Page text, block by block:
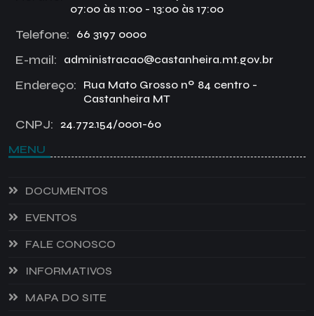
07:00 às 11:00 - 13:00 às 17:00
Telefone: 66 3197 0000
E-mail: administracao@castanheira.mt.gov.br
Endereço:
Rua Mato Grosso nº 84 centro -
Castanheira MT
CNPJ: 24.772.154/0001-60
MENU
DOCUMENTOS
EVENTOS
FALE CONOSCO
INFORMATIVOS
MAPA DO SITE